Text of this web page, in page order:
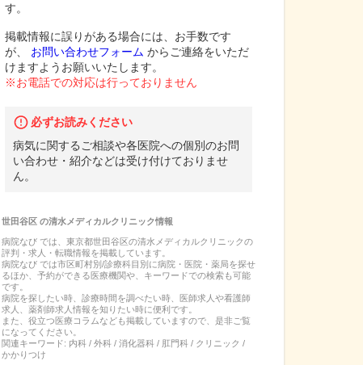
す。
掲載情報に誤りがある場合には、お手数です
が、
お問い合わせフォーム からご連絡をいただ
けますようお願いいたします。
※お電話での対応は行っておりません
必ずお読みください
病気に関するご相談や各医院への個別のお問
い合わせ・紹介などは受け付けておりませ
ん。
世田谷区の清水メディカルクリニック情報
病院なび では、 東京都世田谷区の清水メディカルクリニックの
評判・求人・転職情報を掲載しています。
病院なび では市区町村別/診療科目別に病院・医院・薬局を探せ
るほか、予約ができる医療機関や、キーワードでの検索も可能
です。
病院を探したい時、診療時間を調べたい時、医師求人や看護師
求人、薬剤師求人情報を知りたい時に便利です。
また、役立つ医療コラムなども掲載していますので、是非ご覧
になってください。
関連キーワード: 内科 / 外科 / 消化器科 / 肛門科 / クリニック /
かかりつけ